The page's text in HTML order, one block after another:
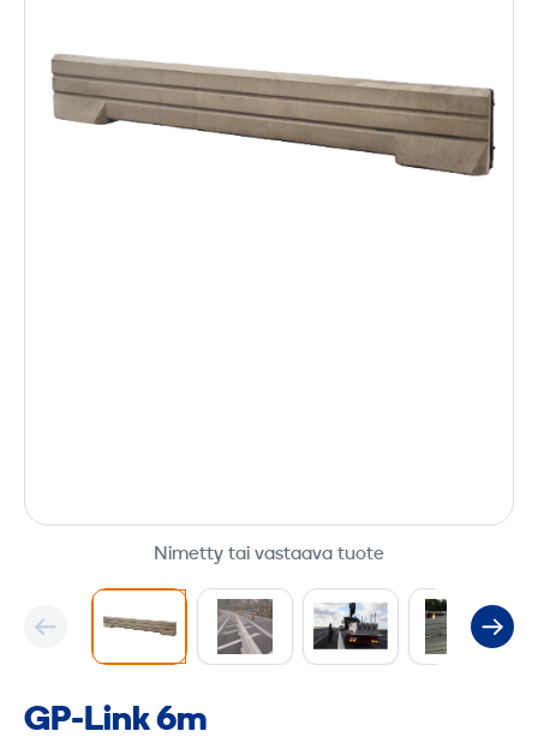
Nimetty tai vastaava tuote
GP-Link 6m